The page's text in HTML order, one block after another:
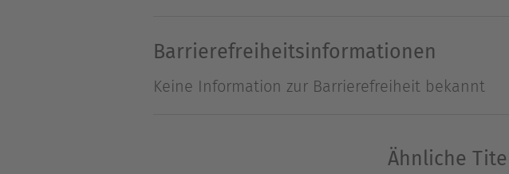
Beate Fischer ist Autorin, freie Lektorin, Texterin,
Sie schreibt vor allem Kurzgeschichten und
Website: www.schreibgewandt.online
Barrierefreiheitsinformationen
Keine Information zur Barrierefreiheit bekannt
Ähnliche